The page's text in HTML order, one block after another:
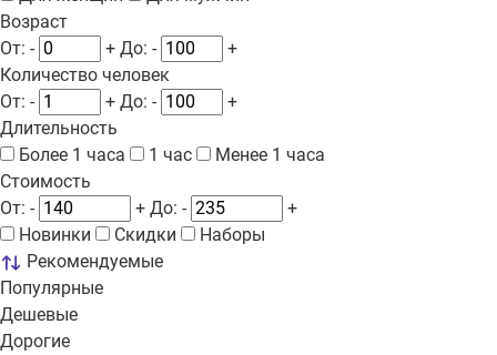
Возраст
От: - + До: -
+
Количество человек
От: - + До: -
+
Длительность
Более 1 часа
1 час
Менее 1 часа
Стоимость
От: - + До: -
+
Новинки
Скидки
Наборы
Рекомендуемые
Популярные
Дешевые
Дорогие